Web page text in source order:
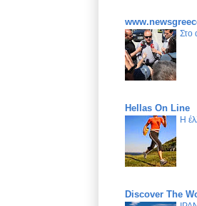
Στο
Hellas On Line
Η
Discover The